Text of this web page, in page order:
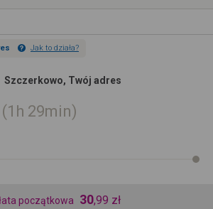
Jak to działa?
Szczerkowo, Twój adres
1h 29min
początkowa 30,99 zł